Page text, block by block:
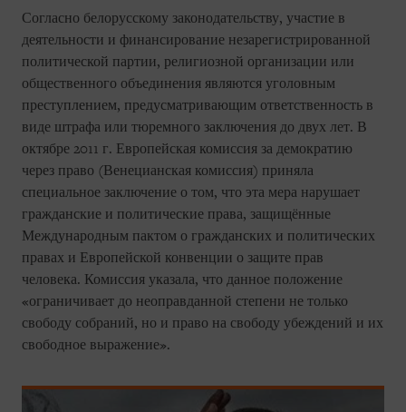
Согласно белорусскому законодательству, участие в
деятельности и финансирование незарегистрированной
политической партии, религиозной организации или
общественного объединения являются уголовным
преступлением, предусматривающим ответственность в
виде штрафа или тюремного заключения до двух лет. В
октябре 2011 г. Европейская комиссия за демократию
через право (Венецианская комиссия) приняла
специальное заключение о том, что эта мера нарушает
гражданские и политические права, защищённые
Международным пактом о гражданских и политических
правах и Европейской конвенции о защите прав
человека. Комиссия указала, что данное положение
«ограничивает до неоправданной степени не только
свободу собраний, но и право на свободу убеждений и их
свободное выражение».